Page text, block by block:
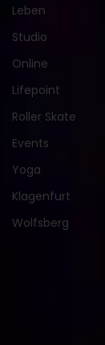
Leben
Studio
Online
Lifepoint
Roller Skate
Events
Yoga
Klagenfurt
Wolfsberg